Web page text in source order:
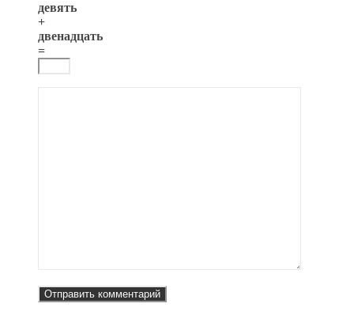
девять
+
двенадцать
=